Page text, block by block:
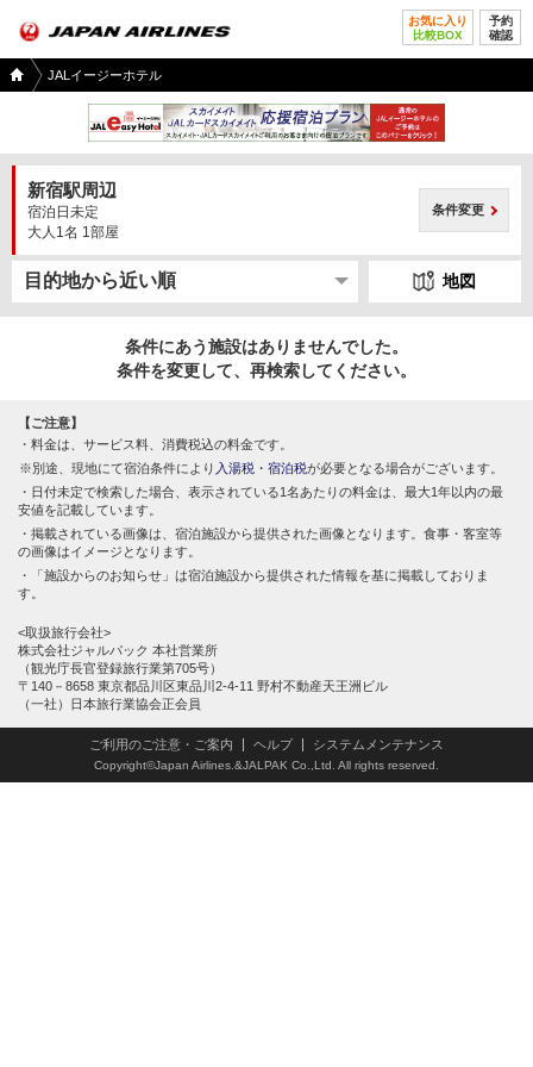
お気に入り
比較BOX
予約
確認
国内
ツア
JALイージーホテル
新宿駅周辺
宿泊日未定
大人1名 1部屋
条件変更
地図
条件にあう施設はありませんでした。
条件を変更して、再検索してください。
【ご注意】
料金は、サービス料、消費税込の料金です。
別途、現地にて宿泊条件により 入湯税・宿泊税が必要となる場合がございます。
日付未定で検索した場合、表示されている1名あたりの料金は、最大1年以内の最
安値を記載しています。
掲載されている画像は、宿泊施設から提供された画像となります。食事・客室等
の画像はイメージとなります。
「施設からのお知らせ」は宿泊施設から提供された情報を基に掲載しておりま
す。
<取扱旅行会社>
株式会社ジャルパック 本社営業所
（観光庁長官登録旅行業第705号）
〒140－8658 東京都品川区東品川2-4-11 野村不動産天王洲ビル
（一社）日本旅行業協会正会員
ご利用のご注意・ご案内 ヘルプ システムメンテナンス
Copyright©Japan Airlines.&JALPAK Co.,Ltd. All rights reserved.